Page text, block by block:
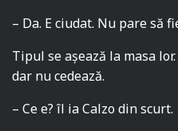
– Da. E ciudat. Nu pare să
Tipul se așează la masa
dar nu cedează.
– Ce e? îl ia Calzo din scurt.